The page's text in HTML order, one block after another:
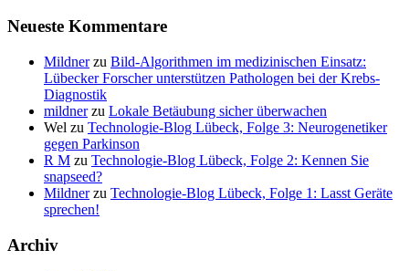
Neueste Kommentare
Mildnerzu Bild-Algorithmen im medizinischen Einsatz:
Lübecker Forscher unterstützen Pathologen bei der Krebs-
Diagnostik
mildnerzu Lokale Betäubung sicher überwachen
Wel zu Technologie-Blog Lübeck, Folge 3: Neurogenetiker
gegen Parkinson
R M zu Technologie-Blog Lübeck, Folge 2: Kennen Sie
snapseed?
Mildnerzu Technologie-Blog Lübeck, Folge 1: Lasst Geräte
sprechen!
Archiv